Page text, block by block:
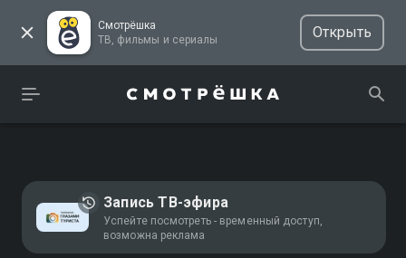
Смотрёшка
ТВ, фильмы и сериалы
Открыть
Запись ТВ-эфира
Успейте посмотреть - временный доступ,
возможна реклама